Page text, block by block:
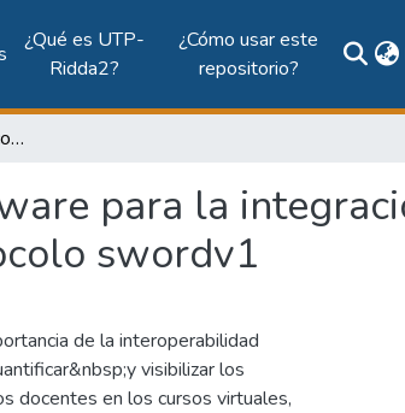
¿Qué es UTP-
Ridda2?
¿Cómo usar este
repositorio?
Propuesta utilizando un componente de software para la integración de las plataformas Moodle-Dspace con el protocolo swordv1
para la
swordv1
de la interoperabilidad
visibilizar los
docentes en los cursos virtuales,